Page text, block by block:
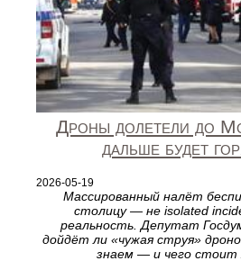
Дроны долетели до
дальше будет
2026-05-19
Массированный налёт
столицу — не isolated
реальность. Депутат
дойдёт ли «чужая струя»
знаем — и чего стоит